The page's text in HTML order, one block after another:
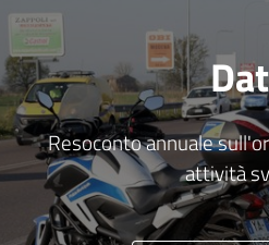
Resoconto annuale
attività